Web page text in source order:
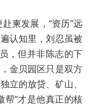
柬发展，“资历”远
认知里，刘忍虽被
，但并非陈志的下
金贝园区只是双方
立的放贷、矿山、
帮”才是他真正的核